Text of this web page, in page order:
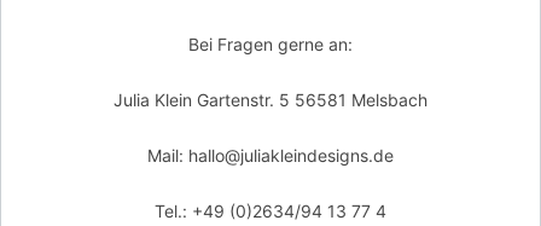
Bei Fragen gerne an:
Julia Klein Gartenstr. 5 56581 Melsbach
Mail: hallo@juliakleindesigns.de
Tel.: +49 (0)2634/94 13 77 4